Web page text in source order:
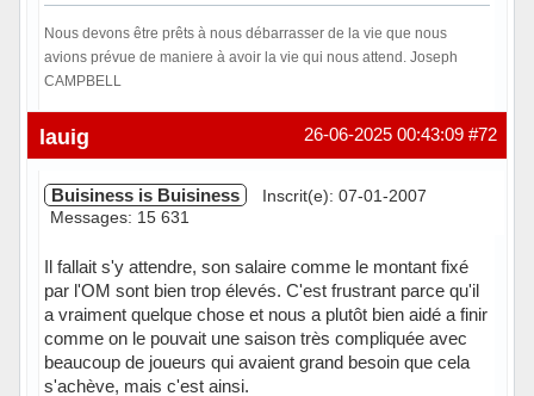
Nous devons être prêts à nous débarrasser de la vie que nous
avions prévue de maniere à avoir la vie qui nous attend. Joseph
CAMPBELL
Hors ligne #72
26-06-2025 00:43:09
lauig
Buisiness is Buisiness
Inscrit(e): 07-01-2007
Messages: 15 631
Il fallait s'y attendre, son salaire comme le montant fixé
par l'OM sont bien trop élevés. C'est frustrant parce qu'il
a vraiment quelque chose et nous a plutôt bien aidé a finir
comme on le pouvait une saison très compliquée avec
beaucoup de joueurs qui avaient grand besoin que cela
s'achève, mais c'est ainsi.